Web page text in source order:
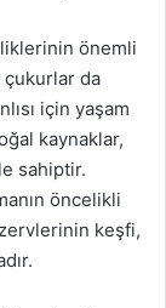
önemli
çukurlar da
için yaşam
kaynaklar,
sahiptir.
öncelikli
keşfi,